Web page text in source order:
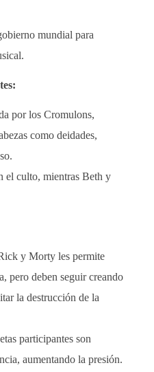
mundial para
por los Cromulons,
como deidades,
el culto, mientras Beth y
y Morty les permite
pero deben seguir creando
la destrucción de la
participantes son
aumentando la presión.